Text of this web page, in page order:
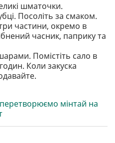
шматочки.
Посоліть за смаком.
частини, окремо в
часник, паприку та
Помістіть сало в
Коли закуска
мінтай на